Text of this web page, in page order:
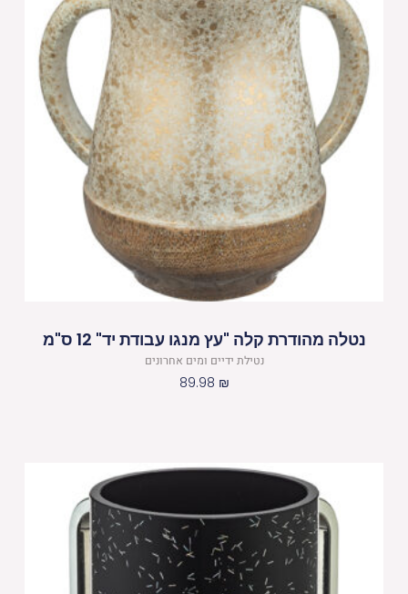
נטלה מהודרת קלה "עץ מנגו עבודת יד" 12 ס"מ
נטילת ידיים ומים אחרונים
89.98 ₪